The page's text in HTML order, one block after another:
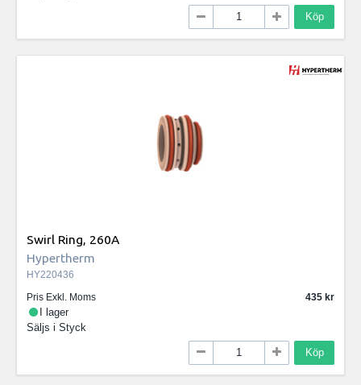
Köp
Swirl Ring, 260A
Hypertherm
HY220436
Pris Exkl. Moms
435
I lager
Säljs i Styck
Köp